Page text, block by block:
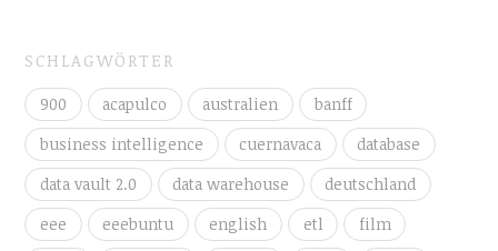
SCHLAGWÖRTER
900 acapulco australien
banff
business intelligence
cuernavaca
database
data vault 2.0
data warehouse
deutschland
eee
eeebuntu english etl film